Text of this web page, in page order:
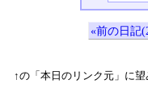
«前の日記
↑の「本日のリンク元」に